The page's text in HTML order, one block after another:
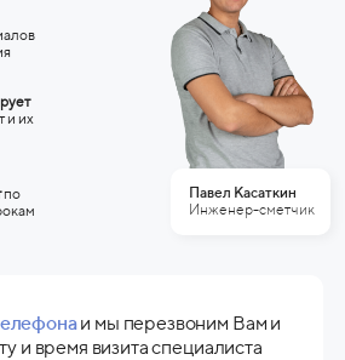
и их
по
и мы перезвоним Вам и
и время визита специалиста
Павел Касаткин
Инженер-сметчик